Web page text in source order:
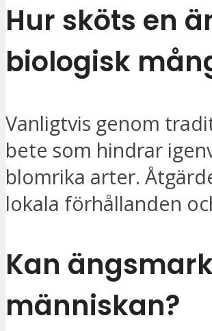
Hur sköts en
biologisk
Vanligtvis genom
bete som hindrar
blomrika arter.
lokala förhållanden
Kan
människan?